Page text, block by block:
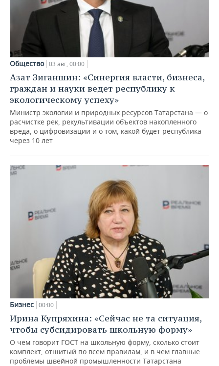
Общество 03 авг, 00:00
Азат Зиганшин: «Синергия власти, бизнеса,
граждан и науки ведет республику к
экологическому успеху»
Министр экологии и природных ресурсов Татарстана — о
расчистке рек, рекультивации объектов накопленного
вреда, о цифровизации и о том, какой будет республика
через 10 лет
Бизнес 00:00
Ирина Купряхина: «Сейчас не та ситуация,
чтобы субсидировать школьную форму»
О чем говорит ГОСТ на школьную форму, сколько стоит
комплект, отшитый по всем правилам, и в чем главные
проблемы швейной промышленности Татарстана